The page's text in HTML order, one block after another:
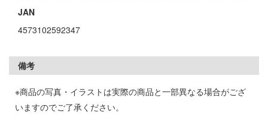
JAN
4573102592347
備考
※商品の写真・イラストは実際の商品と一部異なる場合がござ
いますのでご了承ください。
イビバップ
隊ガッチャマン
ャプターさくら
シーポリシー
公式アカウント
カウント